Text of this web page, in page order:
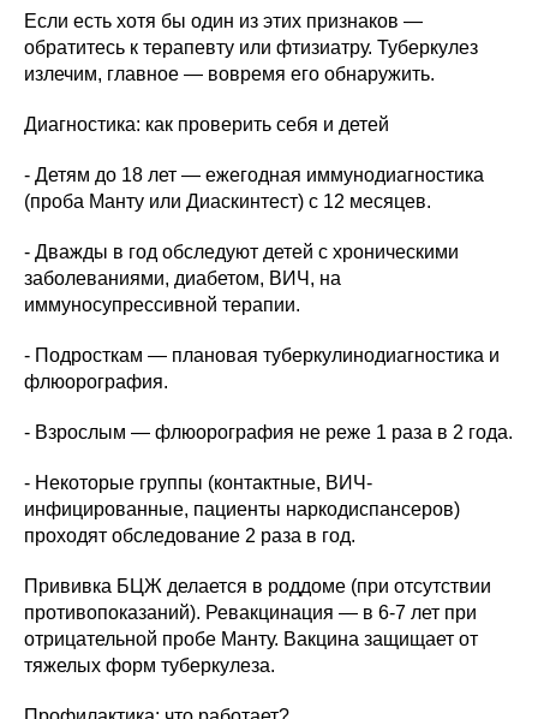
Если есть хотя бы один из этих признаков —
обратитесь к терапевту или фтизиатру. Туберкулез
излечим, главное — вовремя его обнаружить.
Диагностика: как проверить себя и детей
- Детям до 18 лет — ежегодная иммунодиагностика
(проба Манту или Диаскинтест) с 12 месяцев.
- Дважды в год обследуют детей с хроническими
заболеваниями, диабетом, ВИЧ, на
иммуносупрессивной терапии.
- Подросткам — плановая туберкулинодиагностика и
флюорография.
- Взрослым — флюорография не реже 1 раза в 2 года.
- Некоторые группы (контактные, ВИЧ-
инфицированные, пациенты наркодиспансеров)
проходят обследование 2 раза в год.
Прививка БЦЖ делается в роддоме (при отсутствии
противопоказаний). Ревакцинация — в 6-7 лет при
отрицательной пробе Манту. Вакцина защищает от
тяжелых форм туберкулеза.